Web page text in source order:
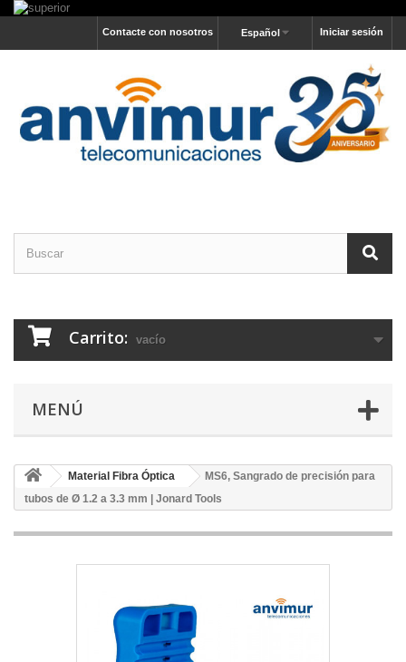
Iniciar sesión
Español
Contacte con nosotros
Carrito: vacío
MENÚ
Material Fibra Óptica
MS6, Sangrado de precisión para
tubos de Ø 1.2 a 3.3 mm | Jonard Tools